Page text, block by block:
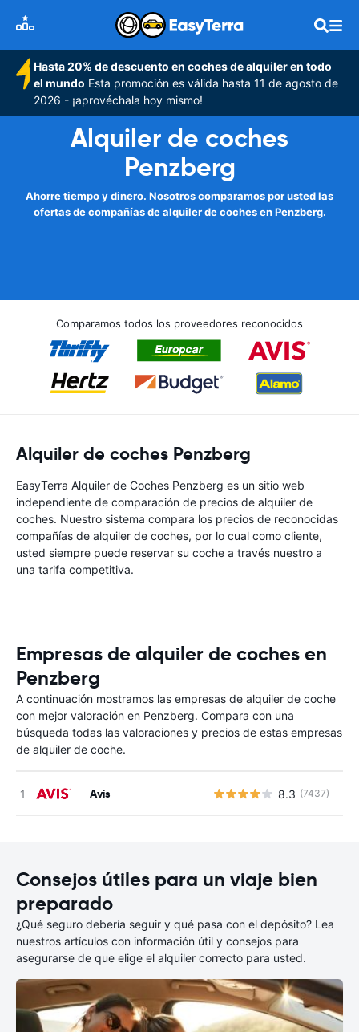
Hasta 20% de descuento en coches de alquiler en todo
el mundo Esta promoción es válida hasta 11 de agosto de
2026 - ¡aprovéchala hoy mismo!
Alquiler de coches
Penzberg
Ahorre tiempo y dinero. Nosotros comparamos por usted las
ofertas de compañías de alquiler de coches en Penzberg.
Comparamos todos los proveedores reconocidos
Alquiler de coches Penzberg
EasyTerra Alquiler de Coches Penzberg es un sitio web
independiente de comparación de precios de alquiler de
coches. Nuestro sistema compara los precios de reconocidas
compañías de alquiler de coches, por lo cual como cliente,
usted siempre puede reservar su coche a través nuestro a
una tarifa competitiva.
Empresas de alquiler de coches en
Penzberg
A continuación mostramos las empresas de alquiler de coche
con mejor valoración en Penzberg. Compara con una
búsqueda todas las valoraciones y precios de estas empresas
de alquiler de coche.
Avis 8.3 (7437)
Consejos útiles para un viaje bien
preparado
¿Qué seguro debería seguir y qué pasa con el depósito? Lea
nuestros artículos con información útil y consejos para
asegurarse de que elige el alquiler correcto para usted.